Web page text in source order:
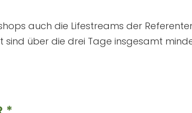
auch die Lifestreams der
über die drei Tage insgesamt